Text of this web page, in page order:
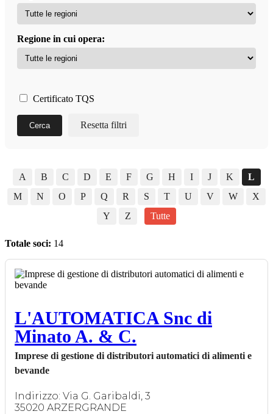
Regione in cui opera:
Certificato TQS
Cerca Resetta filtri
A B C D E F G H I J K
L
M
N O P Q R S T U V W
X
Y
Z Tutte
Totale soci: 14
L'AUTOMATICA Snc di
Minato A. & C.
Imprese di gestione di distributori automatici di alimenti e
bevande
Indirizzo: Via G. Garibaldi, 3
35020 ARZERGRANDE